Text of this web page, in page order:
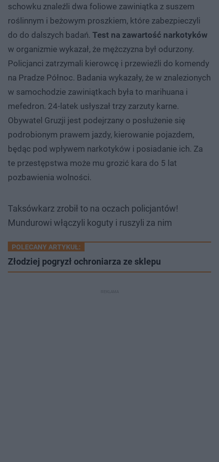
schowku znaleźli dwa foliowe zawiniątka z suszem
roślinnym i beżowym proszkiem, które zabezpieczyli
do do dalszych badań. Test na zawartość narkotyków
w organizmie wykazał, że mężczyzna był odurzony.
Policjanci zatrzymali kierowcę i przewieźli do komendy
na Pradze Północ. Badania wykazały, że w znalezionych
w samochodzie zawiniątkach była to marihuana i
mefedron. 24-latek usłyszał trzy zarzuty karne.
Obywatel Gruzji jest podejrzany o posłużenie się
podrobionym prawem jazdy, kierowanie pojazdem,
będąc pod wpływem narkotyków i posiadanie ich. Za
te przestępstwa może mu grozić kara do 5 lat
pozbawienia wolności.
Taksówkarz zrobił to na oczach policjantów!
Mundurowi włączyli koguty i ruszyli za nim
POLECANY ARTYKUŁ:
Złodziej pogryzł ochroniarza ze sklepu